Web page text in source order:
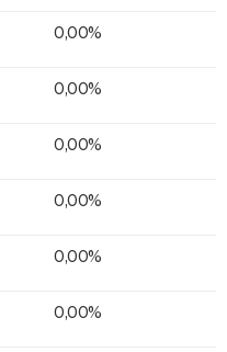
0,00%
0,00%
0,00%
0,00%
0,00%
0,00%